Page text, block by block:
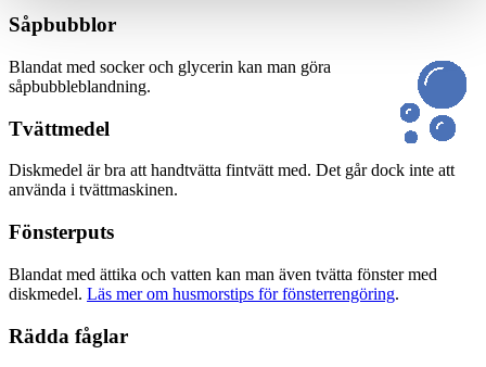
Såpbubblor
Blandat med socker och glycerin kan man göra
såpbubbleblandning.
Tvättmedel
Diskmedel är bra att handtvätta fintvätt med. Det går dock inte att
använda i tvättmaskinen.
Fönsterputs
Blandat med ättika och vatten kan man även tvätta fönster med
diskmedel. Läs mer om husmorstips för fönsterrengöring.
Rädda fåglar